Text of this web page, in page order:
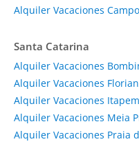
Alquiler Vacaciones
Santa Catarina
Alquiler Vacaciones
Alquiler Vacaciones
Alquiler Vacaciones
Alquiler Vacaciones Meia
Alquiler Vacaciones Praia